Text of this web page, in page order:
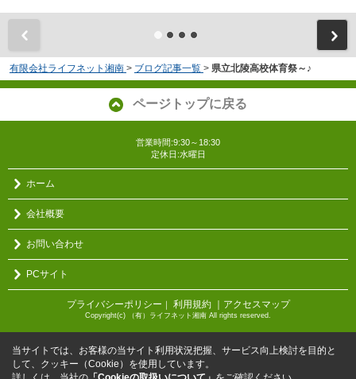
有限会社ライフネット湘南 > ブログ記事一覧 > 県立北陵高校体育祭～♪
ページトップに戻る
営業時間:9:30～18:30
定休日:水曜日
ホーム
会社概要
お問い合わせ
PCサイト
プライバシーポリシー ｜ 利用規約 ｜アクセスマップ
Copyright(c) （有）ライフネット湘南 All rights reserved.
当サイトでは、お客様の当サイト利用状況把握、サービス向上検討を目的と
して、クッキー（Cookie）を使用しています。